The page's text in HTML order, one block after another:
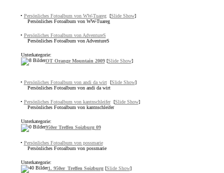
• Persönliches Fotoalbum von WW-Tuareg [Slide Show]
Persönliches Fotoalbum von WW-Tuareg
• Persönliches Fotoalbum von AdventureS
Persönliches Fotoalbum von AdventureS
Unterkategorie:
OT Orange Mountain 2009[Slide Show]
• Persönliches Fotoalbum von andi da wirt [Slide Show]
Persönliches Fotoalbum von andi da wirt
• Persönliches Fotoalbum von kantnschleifer [Slide Show]
Persönliches Fotoalbum von kantnschleifer
Unterkategorie:
950er Treffen Soizburg 09
• Persönliches Fotoalbum von possmarie
Persönliches Fotoalbum von possmarie
Unterkategorie:
1. 950er_Treffen Soizburg[Slide Show]